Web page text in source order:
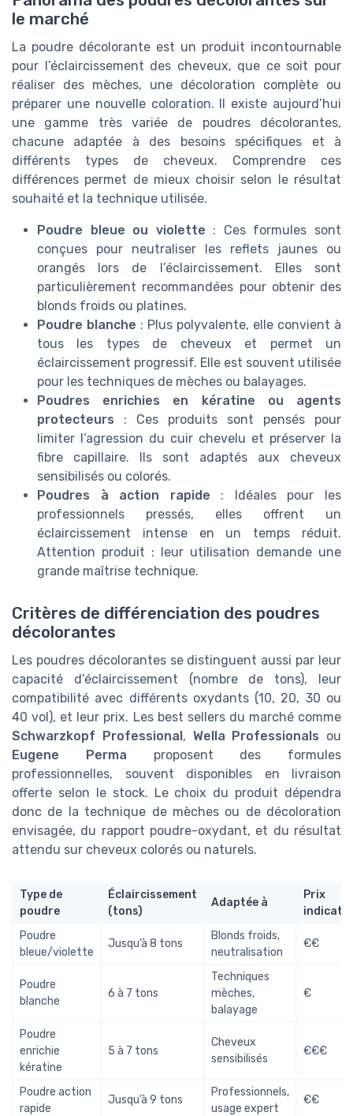
le marché
La poudre décolorante est un produit incontournable
pour l’éclaircissement des cheveux, que ce soit pour
réaliser des mèches, une décoloration complète ou
préparer une nouvelle coloration. Il existe aujourd’hui
une gamme très variée de poudres décolorantes,
chacune adaptée à des besoins spécifiques et à
différents types de cheveux. Comprendre ces
différences permet de mieux choisir selon le résultat
souhaité et la technique utilisée.
Poudre bleue ou violette : Ces formules sont
conçues pour neutraliser les reflets jaunes ou
orangés lors de l’éclaircissement. Elles sont
particulièrement recommandées pour obtenir des
blonds froids ou platines.
Poudre blanche : Plus polyvalente, elle convient à
tous les types de cheveux et permet un
éclaircissement progressif. Elle est souvent utilisée
pour les techniques de mèches ou balayages.
Poudres enrichies en kératine ou agents
protecteurs : Ces produits sont pensés pour
limiter l’agression du cuir chevelu et préserver la
fibre capillaire. Ils sont adaptés aux cheveux
sensibilisés ou colorés.
Poudres à action rapide : Idéales pour les
professionnels pressés, elles offrent un
éclaircissement intense en un temps réduit.
Attention produit : leur utilisation demande une
grande maîtrise technique.
Critères de différenciation des poudres
décolorantes
Les poudres décolorantes se distinguent aussi par leur
capacité d’éclaircissement (nombre de tons), leur
compatibilité avec différents oxydants (10, 20, 30 ou
40 vol), et leur prix. Les best sellers du marché comme
Schwarzkopf Professional, Wella Professionals ou
Eugene Perma proposent des formules
professionnelles, souvent disponibles en livraison
offerte selon le stock. Le choix du produit dépendra
donc de la technique de mèches ou de décoloration
envisagée, du rapport poudre-oxydant, et du résultat
attendu sur cheveux colorés ou naturels.
Type de
poudre
Éclaircissement
(tons)
Adaptée à
Prix
indicatif
Poudre
bleue/violette
Jusqu’à 8 tons
Blonds froids,
neutralisation
€€
Poudre
blanche
6 à 7 tons
Techniques
mèches,
balayage
€
Poudre
enrichie
kératine
5 à 7 tons
Cheveux
sensibilisés
€€€
Poudre action
rapide
Jusqu’à 9 tons
Professionnels,
usage expert
€€